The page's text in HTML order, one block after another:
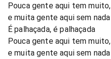
Pouca gente aqui tem muito,
e muita gente aqui sem nada
É palhaçada, é palhaçada
Pouca gente aqui tem muito,
e muita gente aqui sem nada